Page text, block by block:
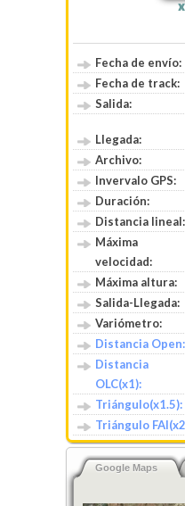
Fecha de envío:
Fecha de track:
Salida:
Llegada:
Archivo:
Invervalo GPS:
Duración:
Distancia lineal:
Máxima
velocidad:
Máxima altura:
Salida-Llegada:
Variómetro:
Distancia Open:
Distancia
OLC(x1):
Triángulo(x1.5):
Triángulo
Google Maps